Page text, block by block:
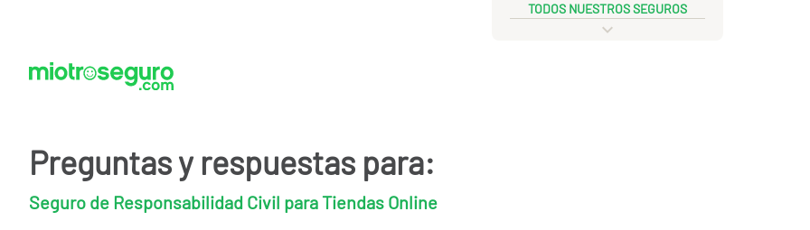
TODOS NUESTROS SEGUROS
Preguntas y respuestas para:
Seguro de Responsabilidad Civil para Tiendas Online